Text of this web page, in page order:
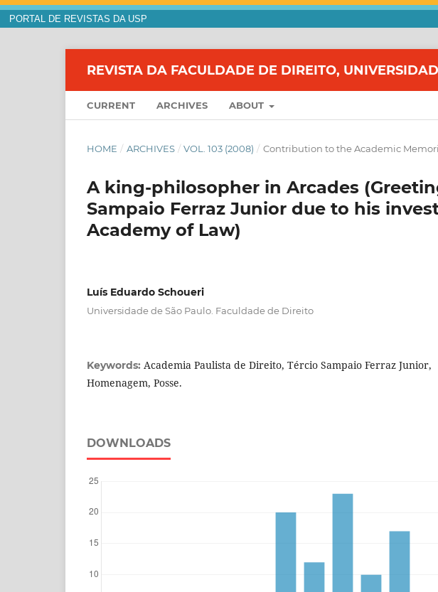
PORTAL DE REVISTAS DA USP
REVISTA DA FACULDADE DE DIREITO,
CURRENT ARCHIVES ABOUT
HOME / ARCHIVES / VOL. 103 (2008) / Contribution to the Academic
A king-philosopher in Arcades
Sampaio Ferraz Junior due to his
Academy of Law)
Luís Eduardo Schoueri
Universidade de São Paulo. Faculdade de Direito
Keywords: Academia Paulista de Direito, Tércio Sampaio Ferraz Junior,
Homenagem, Posse.
DOWNLOADS